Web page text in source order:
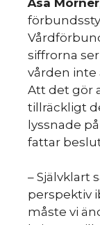
siffrorna
vården inte
Att det gör
tillräckligt
lyssnade
fattar
– Självklart
perspektiv
måste vi